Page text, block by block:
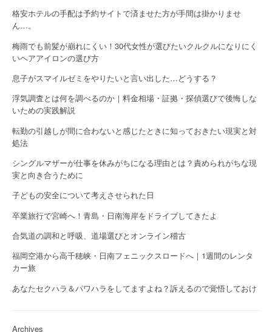
格安ホテルの手配は予約サイトで済ませた方が手間は掛かりませ
ん…。
梅雨でも前髪が崩れにくい！30代女性が選びたいクルクルになりにく
いヘアアイロンの選び方
息子がスマイルゼミをやりたいと言い出した…どうする？
浮気調査とは何を調べるのか｜料金相場・証拠・探偵選びで後悔しな
いための実践解説
転勤の引越しが間に合わないと感じたときに知っておきたい現実と対
処法
シングルマザーが仕事を休みがちになる理由とは？責められがちな現
実と向き合うために
子どもの安全について考えさせられた日
卒業旅行で宮崎へ！青島・日南海岸をドライブしてきたよ
合気道の調和と呼吸、道場選びとオンライン稽古
福岡空港から高千穂峡・日南フェニックスロードへ｜1週間のレンタ
カー旅
あなたセクハラ＆パワハラをしてますよね？訴えるので覚悟しておけ
Archives